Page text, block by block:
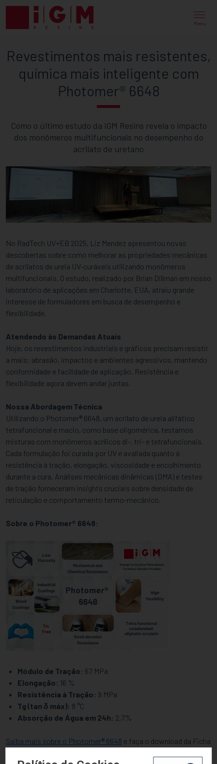
Menu
REVESTIMENTOS
MAIS
QUÍMICA
MAIS
INTELIGENTE
PHOTOMER®
Revestimentos mais resistentes,
química mais inteligente com
Photomer® 6648
Como o último estudo da iGM Resins revela o impacto
dos monômeros multifuncionais no desempenho do
acrilato de uretano
No RadTech UV+EB 2025, Liz Mendez apresentou novas
descobertas sobre como melhorar as propriedades mecânicas
de acrilatos de ureia UV-curáveis utilizando monômeros
multifuncionais. O estudo, realizado por Brian Dillman em nosso
laboratório de aplicações em Charlotte, EUA, atraiu grande
interesse de formuladores em busca de desempenho e
flexibilidade.
Atendendo às Demandas Atuais
Hoje, os revestimentos industriais e gráficos precisam resistir
a mais: abrasão, impactos e ambientes agressivos, mantendo
conformidade e facilidade de aplicação. Resistência e
flexibilidade agora devem andar juntas.
Nossa Abordagem Técnica
Utilizando o Photomer® 6648, um acrilato de ureia alifático
tetrafuncional e macio, como base oligomérica, testamos
misturas com monômeros acrílicos di-, tri- e tetrafuncionais.
Cada formulação foi curada por UV e avaliada quanto à
resistência à tração, elongação, viscosidade e encolhimento
durante a cura. Análises mecânicas dinâmicas (DMA) e testes
de tração forneceram insights cruciais sobre densidade de
reticulação e comportamento termo-mecânico.
Sobre o Photomer® 6648:
Módulo de Tração: 67 MPa
Elongação: 16 %
Resistência à Tração: 9 MPa
Tg (tan δ máx): 8 °C
Absorção de Água em 24h: 2,7%
Saiba mais sobre o Photomer® 6648 e faça o download da Ficha